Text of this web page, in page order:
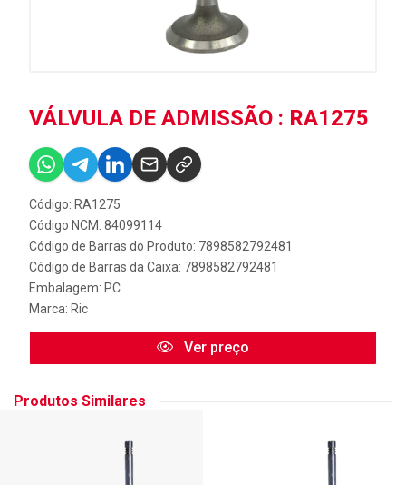
VÁLVULA DE ADMISSÃO : RA1275
Código: RA1275
Código NCM: 84099114
Código de Barras do Produto: 7898582792481
Código de Barras da Caixa: 7898582792481
Embalagem: PC
Marca: Ric
Ver preço
Produtos Similares